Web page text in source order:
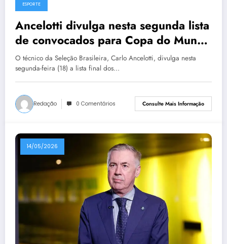
ESPORTE
Ancelotti divulga nesta segunda lista
de convocados para Copa do Mundo
2026
O técnico da Seleção Brasileira, Carlo Ancelotti, divulga nesta
segunda-feira (18) a lista final dos…
Redação 0 Comentários Consulte Mais Informação
14/05/2026